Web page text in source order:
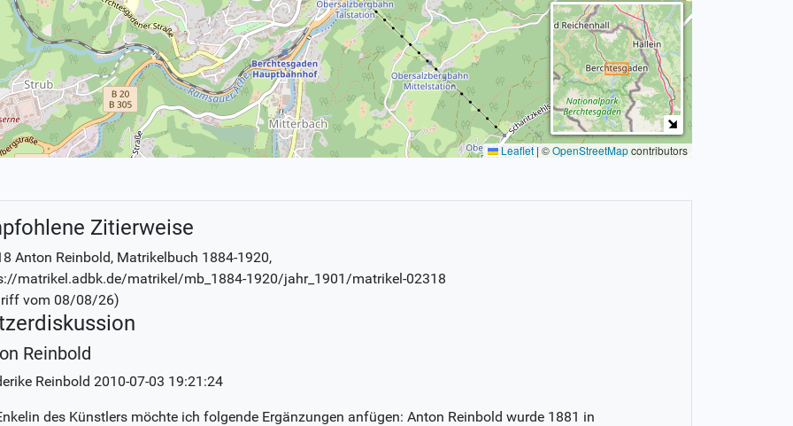
Leaflet|©OpenStreetMapcontributors
Zitierweise
Anton Reinbold, Matrikelbuch 1884-1920,
matrikel.adbk.de/matrikel/mb_1884-1920/jahr_1901/matrikel-02318
vom 08/08/26)
Reinbold
Reinbold 2010-07-03 19:21:24
des Künstlers möchte ich folgende Ergänzungen anfügen: Anton Reinbold wurde 1881 in